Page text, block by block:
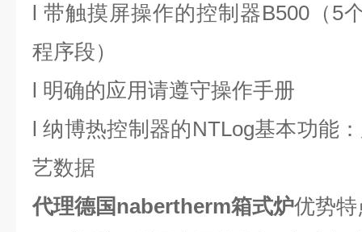
l 带触摸屏操作的控制器B500（5
程序段）
l 明确的应用请遵守操作手册
l纳博热控制器的NTLog基本功能
艺数据
代理德国nabertherm箱式炉优势